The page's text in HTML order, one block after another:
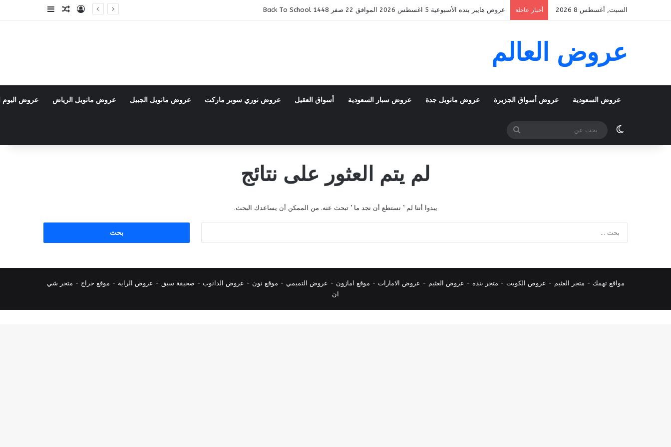
السبت, أغسطس 8 2026 أخبار عاجلة عروض هايبر بنده الأسبوعية 5 اغسطس 2026 الموافق 22 صفر 1448 Back To School تسجيل الدخول
مقال عشوائي
إضافة عمود
عروض العالم
عروض السعودية عروض أسواق الجزيرة عروض مانويل جدة عروض سبار السعودية أسواق العقيل عروض نوري سوبر ماركت عروض مانويل الجبيل عروض مانويل الرياض عروض اليوم
الوضع المظلم
بحث
عن
لم يتم العثور على نتائج
يبدوا أننا لم ’ نستطع أن نجد ما ’ تبحث عنه. من الممكن أن يساعدك البحث.
مواقع تهمك - متجر العثيم - عروض الكويت - متجر بنده - عروض العثيم - عروض الامارات - موقع امازون - عروض التميمي - موقع نون - عروض الدانوب - صحيفة سبق - عروض الراية - موقع حراج - متجر شي
ان